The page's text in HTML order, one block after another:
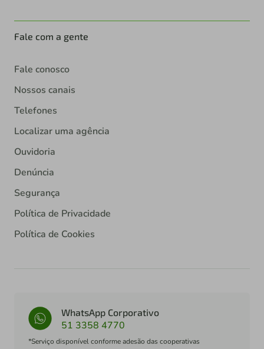
Fale com a gente
Fale conosco
Nossos canais
Telefones
Localizar uma agência
Ouvidoria
Denúncia
Segurança
Política de Privacidade
Política de Cookies
WhatsApp Corporativo
51 3358 4770
*Serviço disponível conforme adesão das cooperativas